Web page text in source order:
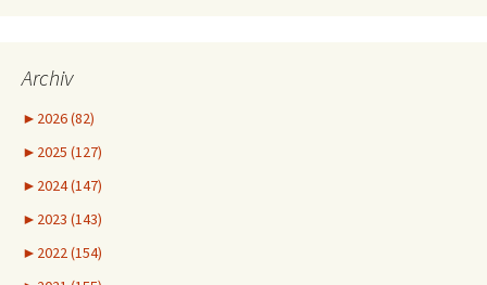
Archiv
► 2026 (82)
► 2025 (127)
► 2024 (147)
► 2023 (143)
► 2022 (154)